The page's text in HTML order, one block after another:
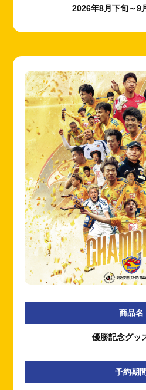
2026年8月下旬～9
商品名
優勝記念グッ
予約期間